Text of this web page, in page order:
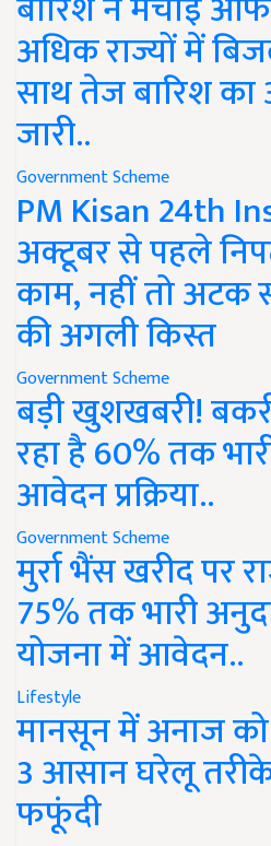
अधिक राज्यों में
साथ तेज बारिश का
जारी..
Government Scheme
PM Kisan 24th
अक्टूबर से पहले
काम, नहीं तो अटक
की अगली किस्त
Government Scheme
बड़ी खुशखबरी!
रहा है 60% तक
आवेदन प्रक्रिया..
Government Scheme
मुर्रा भैंस खरीद पर
75% तक भारी
योजना में आवेदन..
Lifestyle
मानसून में अनाज
3 आसान घरेलू
फफूंदी